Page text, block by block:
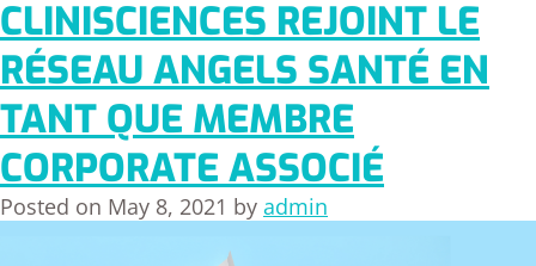
CLINISCIENCES REJOINT LE
RÉSEAU ANGELS SANTÉ EN
TANT QUE MEMBRE
CORPORATE ASSOCIÉ
Posted on May 8, 2021 by admin